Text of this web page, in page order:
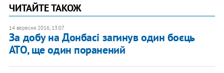
ЧИТАЙТЕ ТАКОЖ
14 вересня 2016, 13:07
За добу на Донбасі загинув один боєць
АТО, ще один поранений